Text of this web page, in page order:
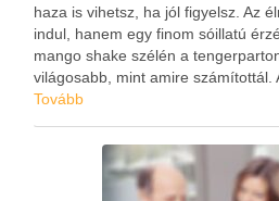
haza is vihetsz, ha jól figyelsz. Az
indul, hanem egy finom sóillatú
mango shake szélén a
világosabb, mint amire számítottál.
mindenkinek ad …
Tovább